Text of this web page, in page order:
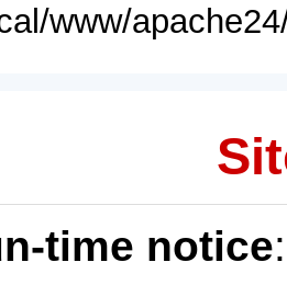
www/
time notice